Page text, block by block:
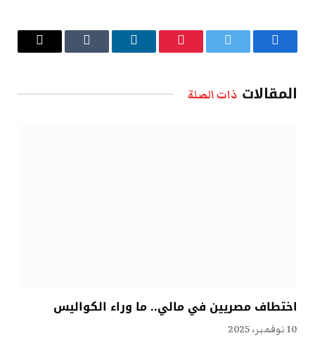
فيسبوك تويتر بينتيريستلينكدإن Tumblr
البريد
المقالات ذات الصلة
اختطاف مصريين في مالي.. ما وراء الكواليس
10 نوفمبر، 2025